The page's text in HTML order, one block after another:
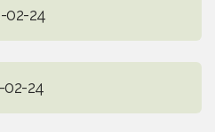
02-24
24